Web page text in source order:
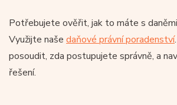
Potřebujete ověřit, jak to máte s
Využijte naše daňové právní poradenství
posoudit, zda postupujete správně, a
řešení.